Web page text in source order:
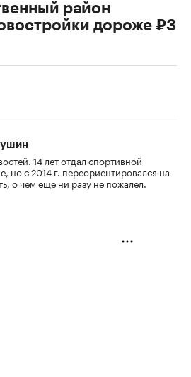
район
дороже ₽3
14 лет отдал спортивной
но с 2014 г. переориентировался на
о чем еще ни разу не пожалел.